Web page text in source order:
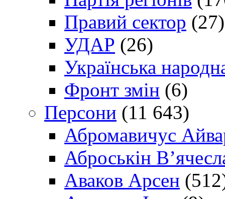
Правий сектор (27)
УДАР (26)
Українська
Фронт змін (6)
Персони (11 643)
Абромавичус
Аброськін
Аваков Арсен